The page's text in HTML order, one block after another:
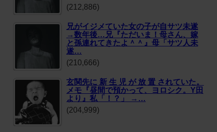
(212,886)
兄がイジメていた女の子が自サツ未遂
→数年後…兄『ただいま！母さん、嫁
と孫連れてきたよ＾＾』母「サツ人未
遂…
(210,666)
玄関先に 新 生 児 が 放 置 されていた。
メモ『昼間で預かって、ヨロシク。Y田
より』私「！？」 →…
(204,999)